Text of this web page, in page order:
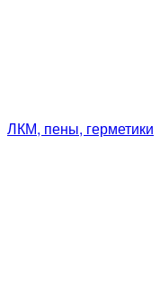
ЛКМ, пены, герметики